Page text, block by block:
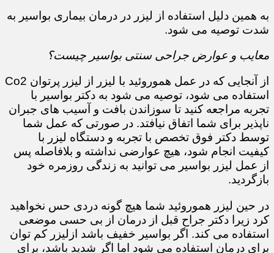
​​​​​​​به همین دلیل استفاده از لیزر در درمان بیماری بواسیر به
شدت توصیه می شود.
معایب و عوارض جراحی سنتی بواسیر چیست؟
از آنجایی که در عمل هموروئید با لیزر از لیزر پرتوان Co2
استفاده می شود، توصیه می شود به دکتر بواسیر با
تجربه مراجعه کنید تا سوزاندن بافت و آسیب های جبران
ناپذیر برای شما اتفاق نیافتد. در صورتی که عمل شما
توسط دکتر فوق تخصص با تجربه و دستگاه لیزر با
کیفیت انجام شود، هیچ عوارضی نداشته و بلافاصله پس
از عمل لیزر بواسیر می توانید به زندگی روزمره خود
بازگردید.
در حین لیزر هموروئید شما هیچ گونه دردی حس نخواهید
کرد زیرا دکتر جراح قبل از درمان از بی حسی موضعی
استفاده می کند. اگر بواسیر خفیف باشد ازلیزر کم توان
برای درمان استفاده می شود اما اگر شدید باشد، برای